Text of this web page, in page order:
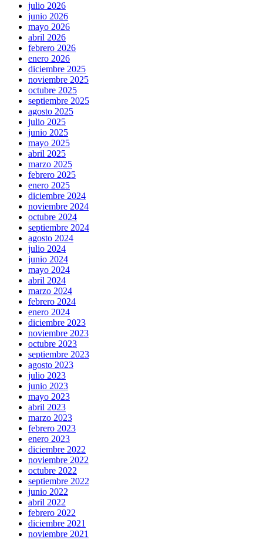
julio 2026
junio 2026
mayo 2026
abril 2026
febrero 2026
enero 2026
diciembre 2025
noviembre 2025
octubre 2025
septiembre 2025
agosto 2025
julio 2025
junio 2025
mayo 2025
abril 2025
marzo 2025
febrero 2025
enero 2025
diciembre 2024
noviembre 2024
octubre 2024
septiembre 2024
agosto 2024
julio 2024
junio 2024
mayo 2024
abril 2024
marzo 2024
febrero 2024
enero 2024
diciembre 2023
noviembre 2023
octubre 2023
septiembre 2023
agosto 2023
julio 2023
junio 2023
mayo 2023
abril 2023
marzo 2023
febrero 2023
enero 2023
diciembre 2022
noviembre 2022
octubre 2022
septiembre 2022
junio 2022
abril 2022
febrero 2022
diciembre 2021
noviembre 2021